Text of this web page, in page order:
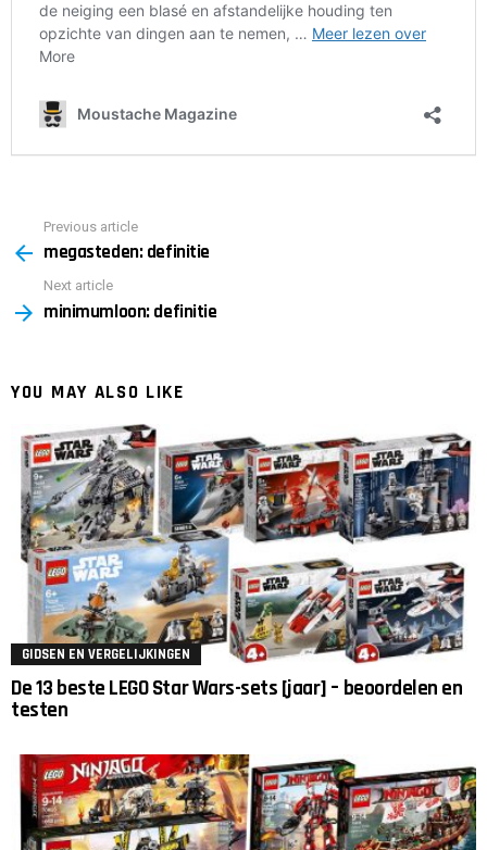
more
Previous article
megasteden: definitie
Next article
minimumloon: definitie
YOU MAY ALSO LIKE
GIDSEN EN VERGELIJKINGEN
De 13 beste LEGO Star Wars-sets [jaar] – beoordelen en
testen